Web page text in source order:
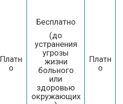
Платн
о
Бесплатно
(до
устранения
угрозы
жизни
больного
или
здоровью
окружающих
Платн
о